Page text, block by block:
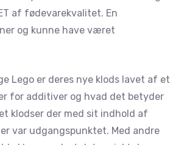
af fødevarekvalitet. En
og kunne have været
Lego er deres nye klods lavet af et
for additiver og hvad det betyder
klodser der med sit indhold af
var udgangspunktet. Med andre